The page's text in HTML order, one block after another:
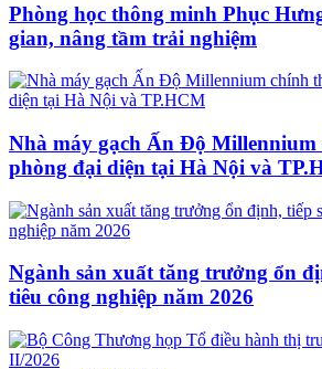
Phòng học thông minh Phục
gian, nâng tầm trải nghiệm
Nhà máy gạch Ấn Độ Millennium
phòng đại diện tại Hà Nội và
Ngành sản xuất tăng trưởng ổn
tiêu công nghiệp năm 2026